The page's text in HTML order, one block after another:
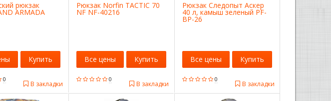
рюкзак
ARMADA
0
В закладки
Купить
Рюкзак Norfin TACTIC 70
NF NF-40216
0
В закладки
Все цены Купить
Рюкзак Следопыт Аскер
40 л, камыш зеленый PF-
BP-26
0
В закладки
Все цены Купить